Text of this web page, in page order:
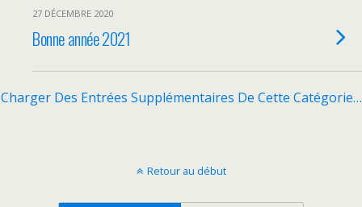
27 DÉCEMBRE 2020
Bonne année 2021
Charger Des Entrées Supplémentaires De Cette Catégorie…
Retour au début